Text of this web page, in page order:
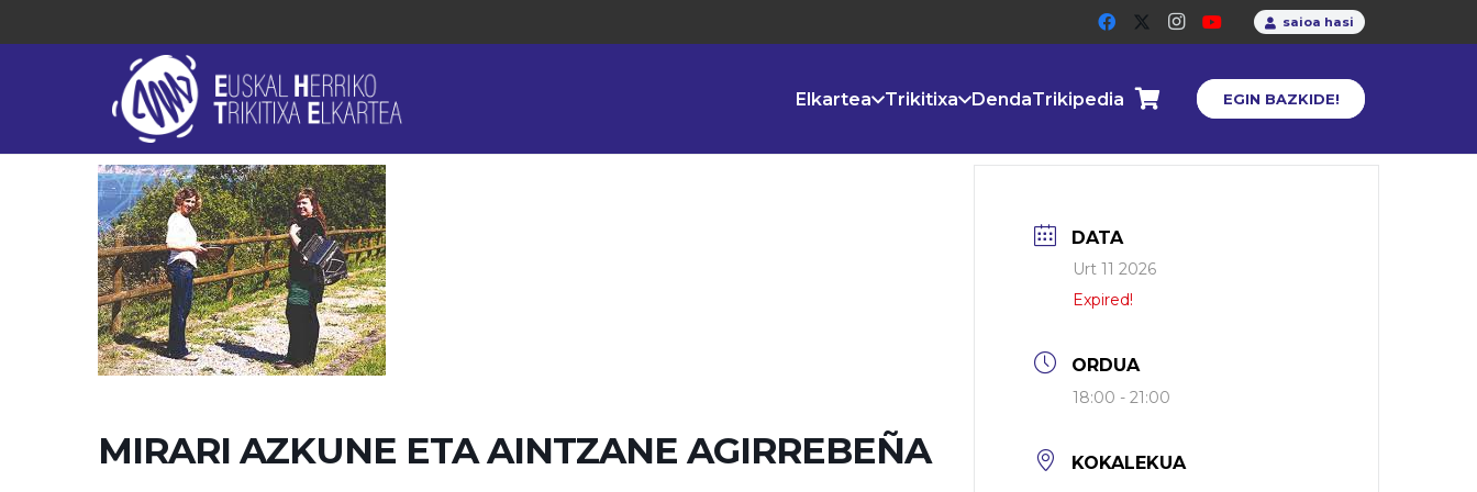
saioa hasi
Elkartea Trikitixa DendaTrikipedia EGIN BAZKIDE!
MIRARI AZKUNE ETA AINTZANE AGIRREBEÑA
DATA
Urt 11 2026
Expired!
ORDUA
18:00 - 21:00
KOKALEKUA